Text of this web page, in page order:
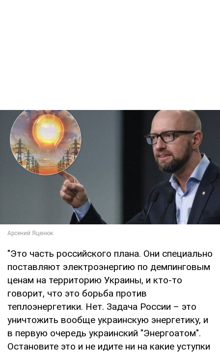
"Это часть российского плана. Они специально
поставляют электроэнергию по демпинговым
ценам на территорию Украины, и кто-то
говорит, что это борьба против
теплоэнергетики. Нет. Задача России – это
уничтожить вообще украинскую энергетику, и
в первую очередь украинский "Энергоатом".
Остановите это и не идите ни на какие уступки